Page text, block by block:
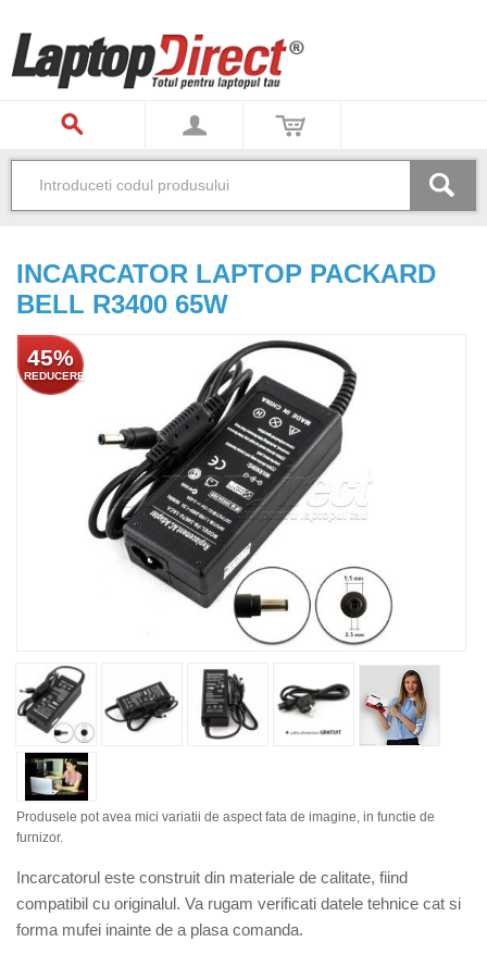
INCARCATOR LAPTOP PACKARD
BELL R3400 65W
45%
REDUCERE
Produsele pot avea mici variatii de aspect fata de imagine, in functie de
furnizor.
Incarcatorul este construit din materiale de calitate, fiind
compatibil cu originalul. Va rugam verificati datele tehnice cat si
forma mufei inainte de a plasa comanda.